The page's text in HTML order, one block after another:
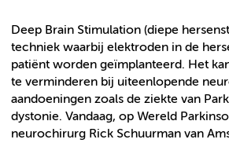
Deep Brain Stimulation (diepe
techniek waarbij elektroden in de
patiënt worden geïmplanteerd. Het
te verminderen bij uiteenlopende
aandoeningen zoals de ziekte van
dystonie. Vandaag, op Wereld
neurochirurg Rick Schuurman van